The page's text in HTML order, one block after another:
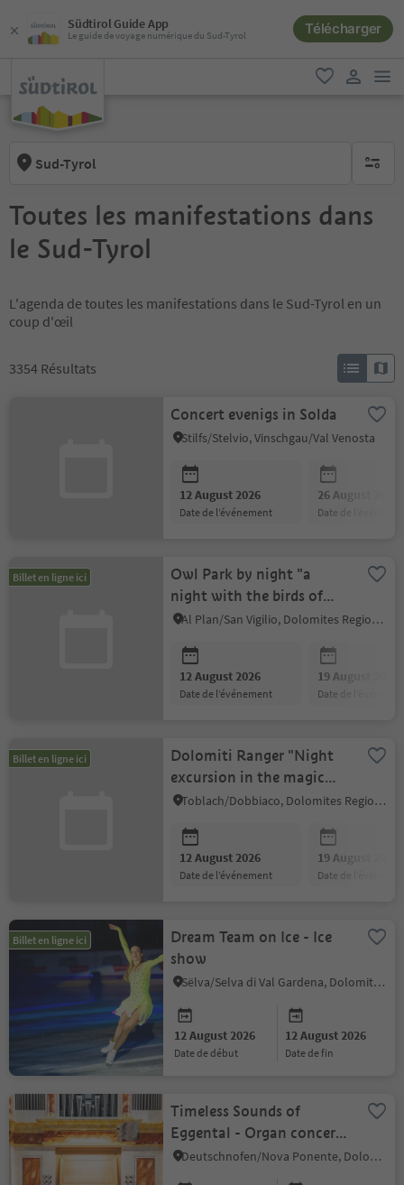
Südtirol Guide App
Le guide de voyage numérique du Sud-Tyrol Télécharger
favori
Sud-Tyrol aucun
Toutes les manifestations dans
le Sud-Tyrol
L'agenda de toutes les manifestations dans le Sud-Tyrol en un
coup d'œil
3354 Résultats
Concert evenigs in Solda
Stilfs/Stelvio, Vinschgau/Val Venosta
12 August 2026
date de l’événement
26 August 2026
date de
Billet en ligne ici
Owl Park by night "a
night with the birds of
prey"
Al Plan/San Vigilio, Dolomites Region Kronplatz/Plan de Corones
12 August 2026
date de l’événement
19 August 2026
date de
Billet en ligne ici
Dolomiti Ranger "Night
excursion in the magic
wood of the forest" - in
Toblach/Dobbiaco, Dolomites Region 3 Zinnen
12 August 2026
date de l’événement
19 August 2026
date de
Billet en ligne ici
Dream Team on Ice - Ice
show
Sëlva/Selva di Val Gardena, Dolomites Region Val Gardena
12 August 2026
date de début
12 August 2026
date de fin
Timeless Sounds of
Eggental - Organ concert
in the parish church of
Deutschnofen/Nova Ponente, Dolomites Region Eggental